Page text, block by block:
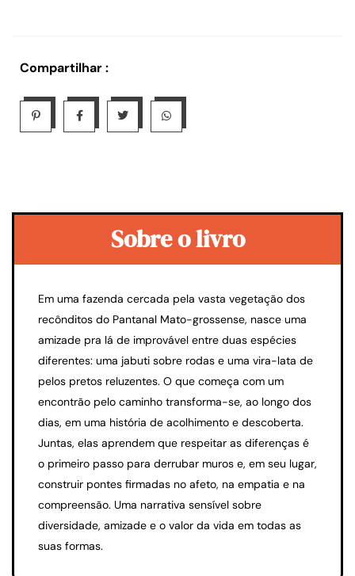
Compartilhar :
Sobre o livro
Em uma fazenda cercada pela vasta vegetação dos
recônditos do Pantanal Mato-grossense, nasce uma
amizade pra lá de improvável entre duas espécies
diferentes: uma jabuti sobre rodas e uma vira-lata de
pelos pretos reluzentes. O que começa com um
encontrão pelo caminho transforma-se, ao longo dos
dias, em uma história de acolhimento e descoberta.
Juntas, elas aprendem que respeitar as diferenças é
o primeiro passo para derrubar muros e, em seu lugar,
construir pontes firmadas no afeto, na empatia e na
compreensão. Uma narrativa sensível sobre
diversidade, amizade e o valor da vida em todas as
suas formas.